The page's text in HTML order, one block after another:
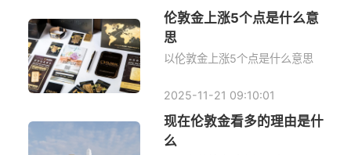
伦敦金上涨5个点是什么意
思
以伦敦金上涨5个点是什么意思
2025-11-21 09:10:01
现在伦敦金看多的理由是什
么